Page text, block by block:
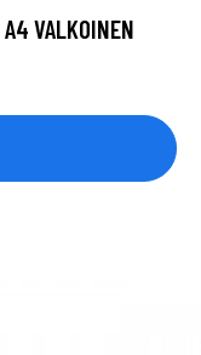
VALKOINEN